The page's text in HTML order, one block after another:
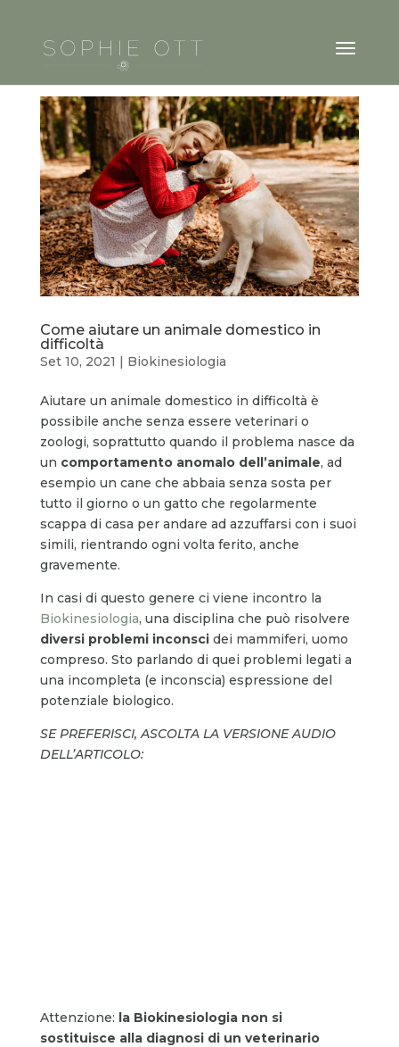
Come aiutare un animale domestico in
difficoltà
Set 10, 2021 | Biokinesiologia
Aiutare un animale domestico in difficoltà è
possibile anche senza essere veterinari o
zoologi, soprattutto quando il problema nasce da
un comportamento anomalo dell’animale, ad
esempio un cane che abbaia senza sosta per
tutto il giorno o un gatto che regolarmente
scappa di casa per andare ad azzuffarsi con i suoi
simili, rientrando ogni volta ferito, anche
gravemente.
In casi di questo genere ci viene incontro la
Biokinesiologia, una disciplina che può risolvere
diversi problemi inconsci dei mammiferi, uomo
compreso. Sto parlando di quei problemi legati a
una incompleta (e inconscia) espressione del
potenziale biologico.
SE PREFERISCI, ASCOLTA LA VERSIONE AUDIO
DELL’ARTICOLO:
Attenzione: la Biokinesiologia non si
sostituisce alla diagnosi di un veterinario